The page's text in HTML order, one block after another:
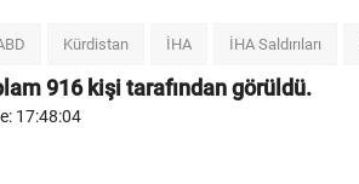
Kürdistan İHA İHA Saldırıları
916kişi tarafından görüldü.
17:48:04